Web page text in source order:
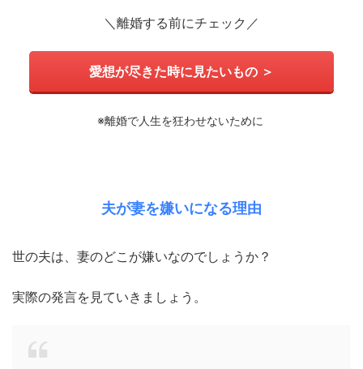
＼離婚する前にチェック／
愛想が尽きた時に見たいもの ＞
※離婚で人生を狂わせないために
夫が妻を嫌いになる理由
世の夫は、妻のどこが嫌いなのでしょうか？
実際の発言を見ていきましょう。